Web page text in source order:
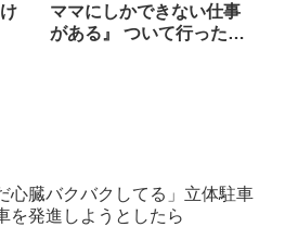
ママにしかできない仕事
がある』 ついて行ったら
心臓バクバクしてる」立体駐車
を発進しようとしたら